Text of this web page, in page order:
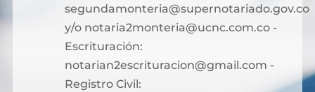
segundamonteria@supernotariado.gov.co
y/o notaria2monteria@ucnc.com.co -
Escrituración:
notarian2escrituracion@gmail.com -
Registro Civil: